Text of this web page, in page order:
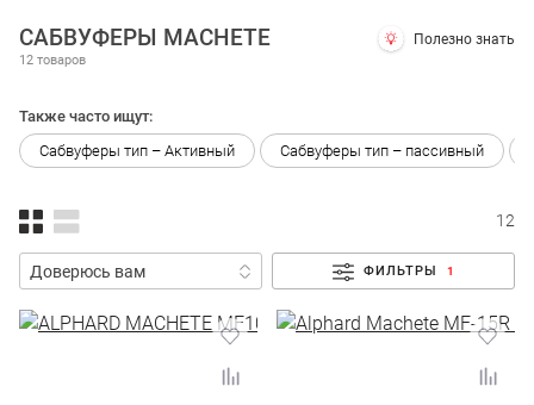
САБВУФЕРЫ MACHETE
12 товаров
Полезно знать
Также часто ищут:
Сабвуферы тип – Активный
Сабвуферы тип – пассивный
12
ФИЛЬТРЫ 1